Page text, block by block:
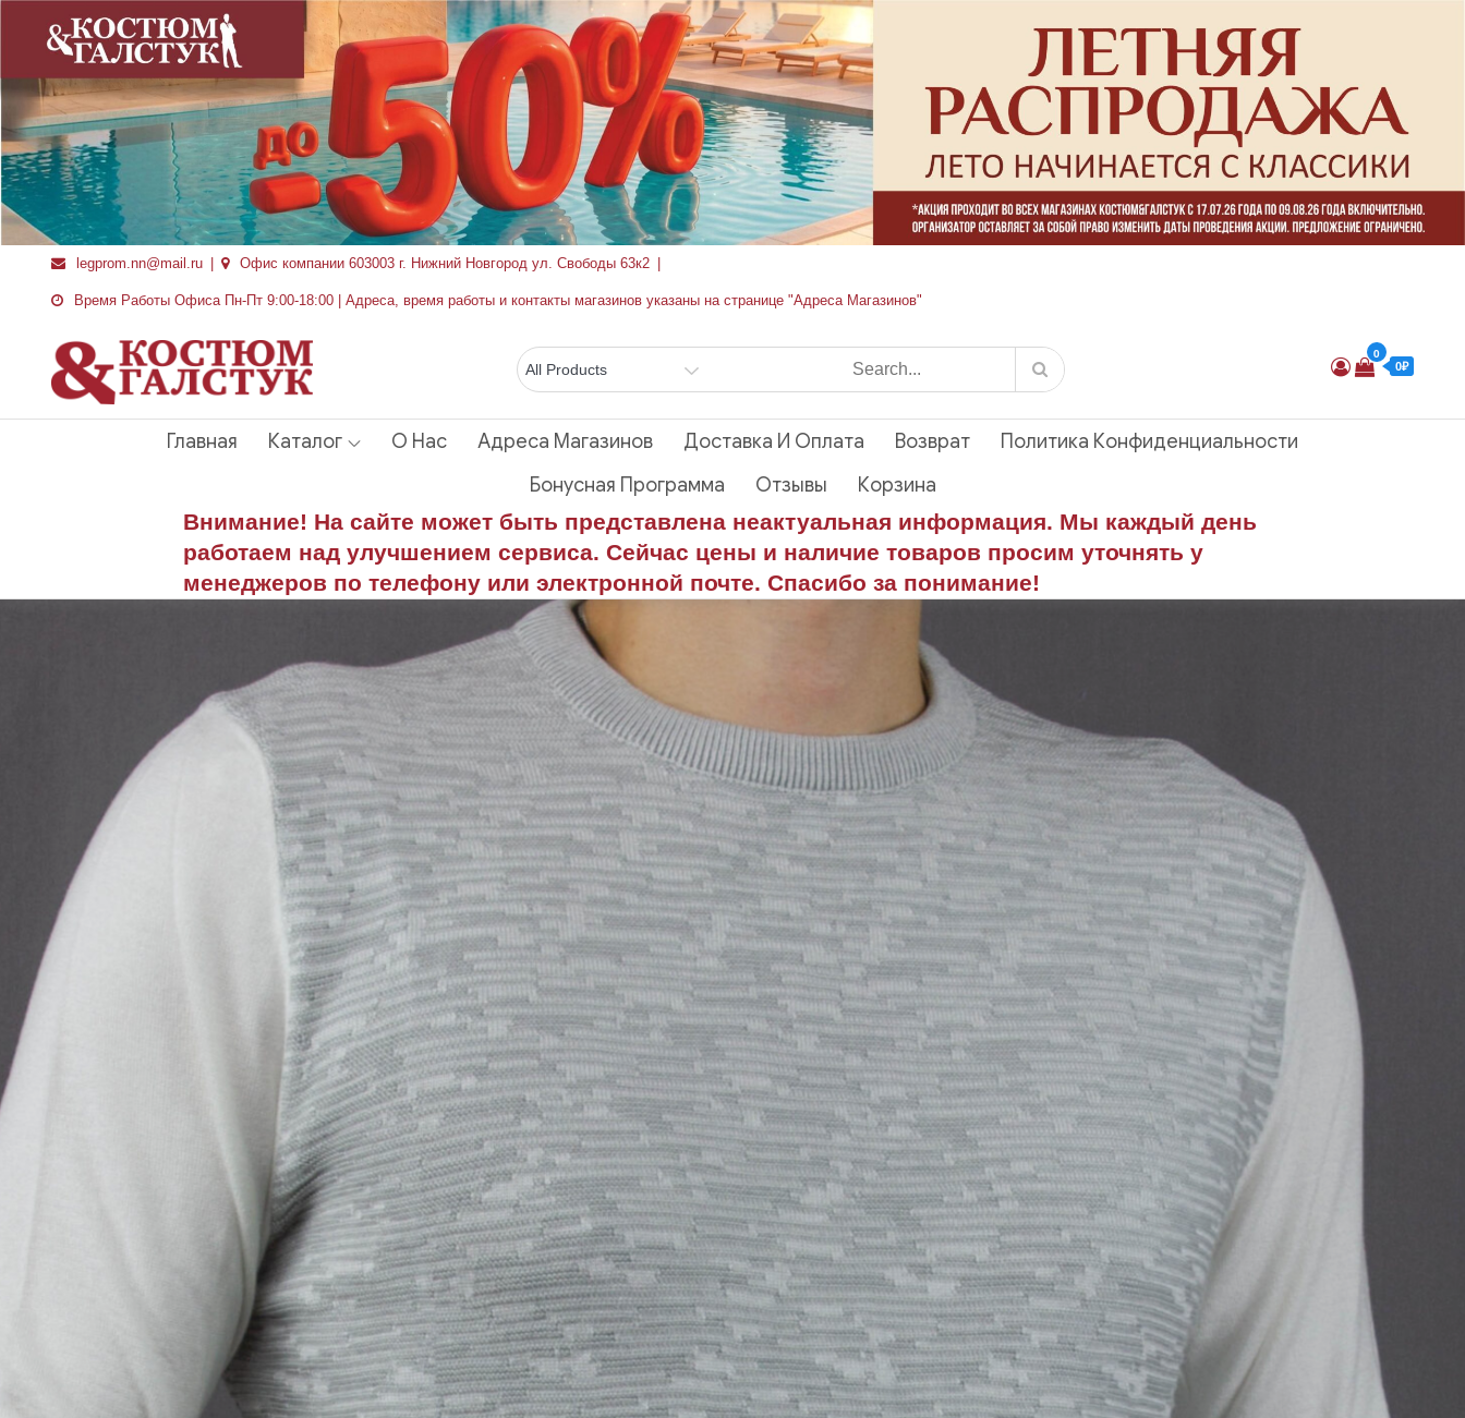
содержимому
legprom.nn@mail.ru Офис компании 603003 г. Нижний Новгород ул. Свободы 63к2
Время Работы Офиса Пн-Пт 9:00-18:00 | Адреса, время работы и контакты магазинов указаны на странице "Адреса Магазинов"
0
0₽
Главная Каталог О Нас Адреса Магазинов Доставка И Оплата Возврат
Политика Конфиденциальности
Бонусная Программа
Отзывы Корзина
Внимание! На сайте может быть представлена неактуальная информация. Мы каждый день
работаем над улучшением сервиса. Сейчас цены и наличие товаров просим уточнять у
менеджеров по телефону или электронной почте. Спасибо за понимание!